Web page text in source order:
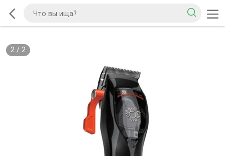
2/ 2